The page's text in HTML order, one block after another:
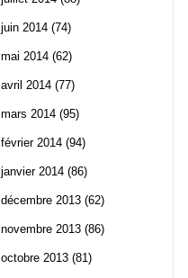
juin 2014 (74)
mai 2014 (62)
avril 2014 (77)
mars 2014 (95)
février 2014 (94)
janvier 2014 (86)
décembre 2013 (62)
novembre 2013 (86)
octobre 2013 (81)